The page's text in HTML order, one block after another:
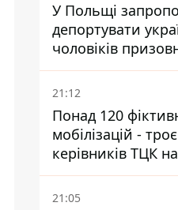
У Польщі
депортувати
чоловіків
кого це може
21:12
Понад 120
мобілізацій - троє
керівників ТЦК
Буковині
за фейкові звіти
21:05